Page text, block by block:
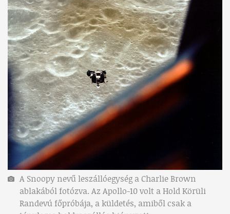
A Snoopy nevű leszállóegység a Charlie Brown
ablakából fotózva. Az Apollo-10 volt a Hold Körüli
Randevú főpróbája, a küldetés, amiből csak a